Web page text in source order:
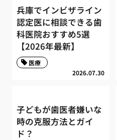
兵庫でインビザライン
認定医に相談できる歯
科医院おすすめ5選
【2026年最新】
2026.07.30
医療
子どもが歯医者嫌いな
時の克服方法とガイ
ド？